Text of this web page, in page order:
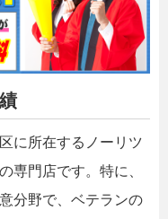
に所在するノーリツ
専門店です。特に、
分野で、ベテランの